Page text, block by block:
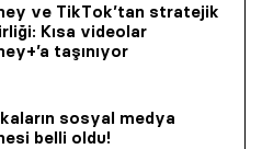
ve TikTok’tan stratejik
Kısa videolar
taşınıyor
sosyal medya
belli oldu!